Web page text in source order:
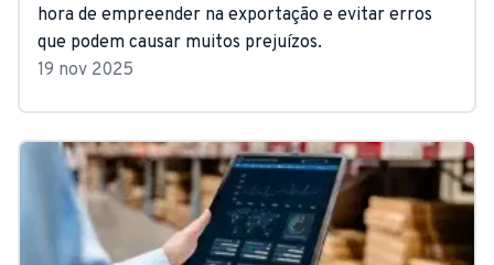
hora de empreender na exportação e evitar erros
que podem causar muitos prejuízos.
19 nov 2025